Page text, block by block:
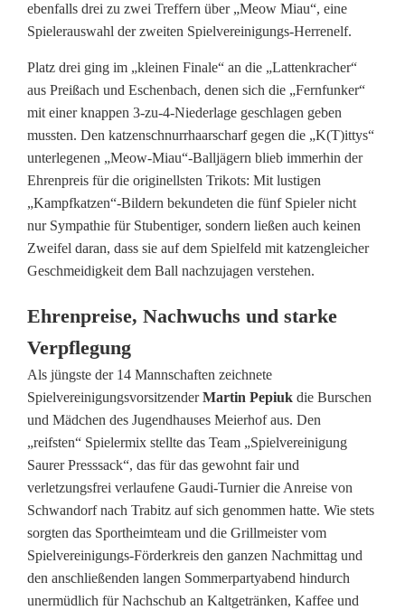
i
t
y
s
s
i
e
e
b
e
i
m
G
a
u
ebenfalls drei zu zwei Treffern über „Meow Miau“, eine
Spielerauswahl der zweiten Spielvereinigungs-Herrenelf.
Platz drei ging im „kleinen Finale“ an die „Lattenkracher“
aus Preißach und Eschenbach, denen sich die „Fernfunker“
mit einer knappen 3‑zu‑4‑Niederlage geschlagen geben
mussten. Den katzenschnurrhaarscharf gegen die „K(T)ittys“
unterlegenen „Meow-Miau“-Balljägern blieb immerhin der
Ehrenpreis für die originellsten Trikots: Mit lustigen
„Kampfkatzen“-Bildern bekundeten die fünf Spieler nicht
nur Sympathie für Stubentiger, sondern ließen auch keinen
Zweifel daran, dass sie auf dem Spielfeld mit katzengleicher
Geschmeidigkeit dem Ball nachzujagen verstehen.
Ehrenpreise, Nachwuchs und starke
Verpflegung
Als jüngste der 14 Mannschaften zeichnete
SpielvereinigungsvorsitzenderMartin Pepiuk die Burschen
und Mädchen des Jugendhauses Meierhof aus. Den
„reifsten“ Spielermix stellte das Team „Spielvereinigung
Saurer Presssack“, das für das gewohnt fair und
verletzungsfrei verlaufene Gaudi-Turnier die Anreise von
Schwandorf nach Trabitz auf sich genommen hatte. Wie stets
sorgten das Sportheimteam und die Grillmeister vom
Spielvereinigungs-Förderkreis den ganzen Nachmittag und
den anschließenden langen Sommerpartyabend hindurch
unermüdlich für Nachschub an Kaltgetränken, Kaffee und